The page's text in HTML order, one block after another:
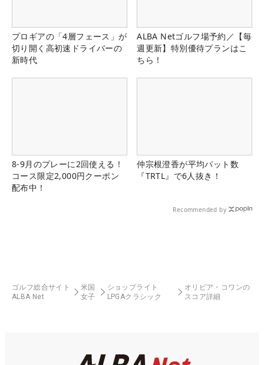
プロギアの「4層フェース」が
切り開く高初速ドライバーの
新時代
ALBA Netゴルフ場予約／【毎
週更新】特別優待プランはこ
ちら！
8-9月のプレーに2回使える！
コース限定2,000円クーポン
配布中！
仲宗根澄香が平均パット数
『TRTL』で6人抜き！
Recommended by
ゴルフ総合サイト
ALBA Net
米国
女子
ショップライト
LPGAクラシック
オリビア・コワンの
スコア詳細